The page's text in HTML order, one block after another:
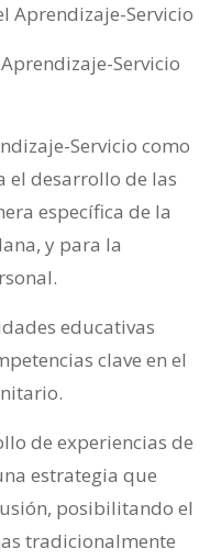
Aprendizaje-Servicio
Servicio
Servicio como
el desarrollo de las
específica de la
y para la
educativas
clave en el
de experiencias de
estrategia que
posibilitando el
tradicionalmente